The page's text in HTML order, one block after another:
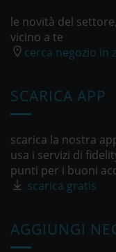
le novità del
vicino a te
cerca negozio in
SCARICA APP
scarica la nostra
usa i servizi di
punti per i buoni
scarica gratis
AGGIUNGI